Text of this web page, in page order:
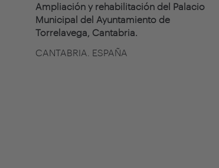
Ampliación y rehabilitación del Palacio
Municipal del Ayuntamiento de
Torrelavega, Cantabria.
CANTABRIA. ESPAÑA